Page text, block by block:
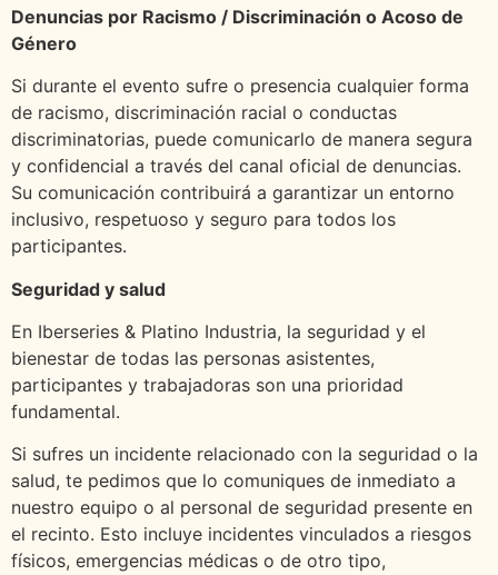
Denuncias por Racismo / Discriminación o Acoso de
Género
Si durante el evento sufre o presencia cualquier forma
de racismo, discriminación racial o conductas
discriminatorias, puede comunicarlo de manera segura
y confidencial a través del canal oficial de denuncias.
Su comunicación contribuirá a garantizar un entorno
inclusivo, respetuoso y seguro para todos los
participantes.
Seguridad y salud
En Iberseries & Platino Industria, la seguridad y el
bienestar de todas las personas asistentes,
participantes y trabajadoras son una prioridad
fundamental.
Si sufres un incidente relacionado con la seguridad o la
salud, te pedimos que lo comuniques de inmediato a
nuestro equipo o al personal de seguridad presente en
el recinto. Esto incluye incidentes vinculados a riesgos
físicos, emergencias médicas o de otro tipo,